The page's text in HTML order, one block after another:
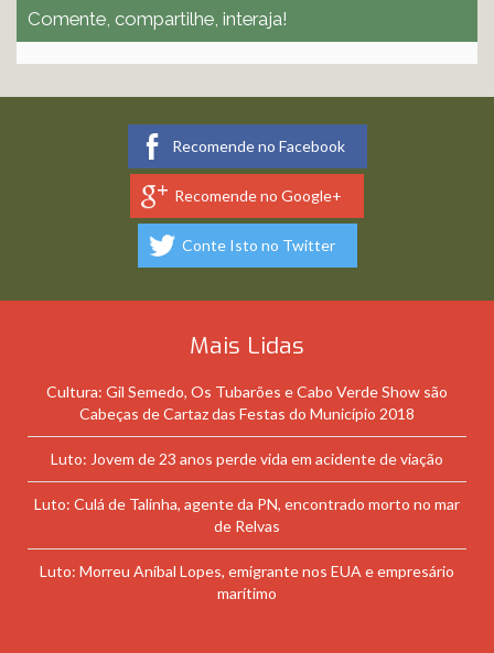
Comente, compartilhe, interaja!
Recomende no Facebook
Recomende no Google+
Conte Isto no Twitter
Mais Lidas
Cultura: Gil Semedo, Os Tubarões e Cabo Verde Show são
Cabeças de Cartaz das Festas do Município 2018
Luto: Jovem de 23 anos perde vida em acidente de viação
Luto: Culá de Talinha, agente da PN, encontrado morto no mar
de Relvas
Luto: Morreu Aníbal Lopes, emigrante nos EUA e empresário
marítimo